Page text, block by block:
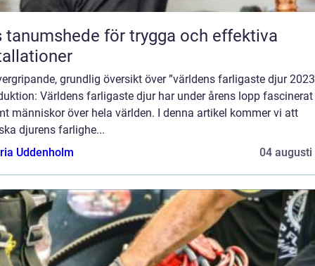
tanumshede för trygga och effektiva
grundlig översikt över ”världens farligaste djur
Världens farligaste djur har under årens lopp
människor över hela världen. I denna artikel kommer vi att
djurens farlighe...
Uddenholm
04 augusti